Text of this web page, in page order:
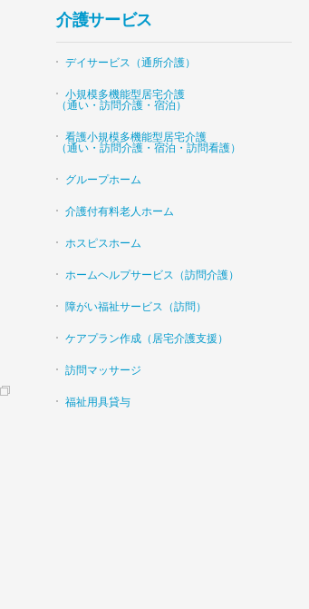
介護サービス
デイサービス（通所介護）
小規模多機能型居宅介護
（通い・訪問介護・宿泊）
看護小規模多機能型居宅介護
（通い・訪問介護・宿泊・訪問看護）
グループホーム
介護付有料老人ホーム
ホスピスホーム
ホームヘルプサービス（訪問介護）
障がい福祉サービス（訪問）
ケアプラン作成（居宅介護支援）
訪問マッサージ
福祉用具貸与